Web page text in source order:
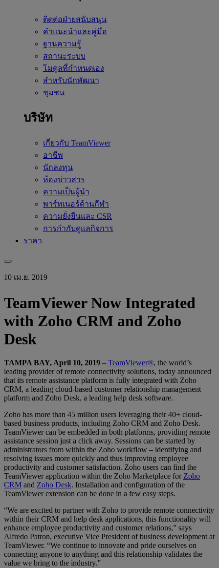
ติดต่อฝ่ายสนับสนุน
คำแนะนำและคู่มือ
ฐานความรู้
สถานะระบบ
โมดูลที่กำหนดเอง
สำหรับนักพัฒนา
ชุมชน
บริษัท
เกี่ยวกับ TeamViewer
อาชีพ
นักลงทุน
ห้องข่าวสาร
ความเป็นผู้นำ
พาร์ทเนอร์ด้านกีฬา
ความยั่งยืนและ CSR
การกำกับดูแลกิจการ
ราคา
10 เม.ย. 2019
TeamViewer Now Integrated
with Zoho CRM and Zoho
Desk
TAMPA BAY, April 10, 2019 – TeamViewer®, the world’s
leading provider of remote connectivity solutions, today announced
that its remote assistance platform is fully integrated with Zoho
CRM, a leading cloud-based customer relationship management
platform and Zoho Desk, a leading help desk software.
Zoho has more than 45 million users leveraging their 40+ cloud-
based business products, including Zoho CRM and Zoho Desk.
TeamViewer can be embedded in both platforms, providing remote
assistance session just a click away. Sessions can be started by
administrators from within the Zoho workflow – identifying and
resolving issues more quickly and thus improving employee
productivity and customer satisfaction. Zoho users can find the
TeamViewer application within the Zoho Marketplace for Zoho
CRM and Zoho Desk. Installation and configuration of the
TeamViewer extension can be done in a few easy steps.
“We are excited to partner with Zoho to provide remote connectivity
within their CRM and help desk applications, this functionality will
enhance employee productivity and customer relations,” says
Alfredo Patron, executive Vice President of business development at
TeamViewer. “We continue to innovate and pride ourselves on
connecting anyone to anything and this relationship validates the
value we bring to the industry.”